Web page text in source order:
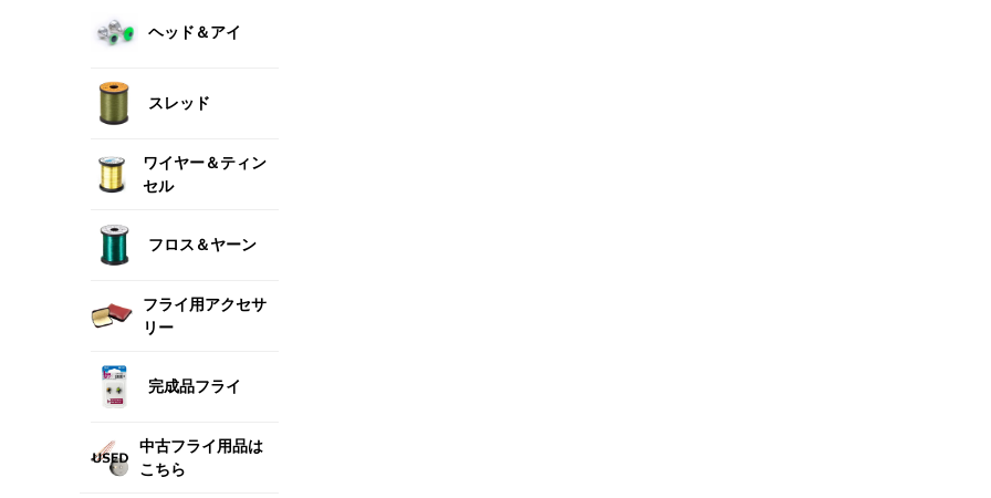
ヘッド＆アイ
スレッド
ワイヤー＆ティン
セル
フロス＆ヤーン
フライ用アクセサ
リー
完成品フライ
中古フライ用品は
こちら